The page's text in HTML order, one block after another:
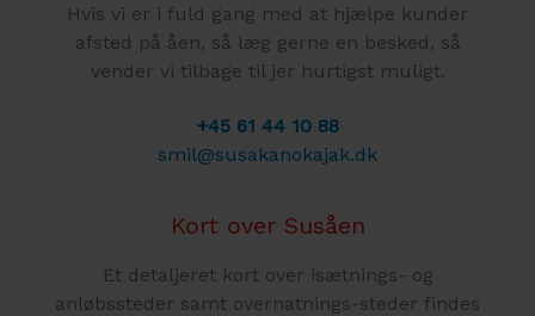
Hvis vi er i fuld gang med at hjælpe kunder
afsted på åen, så læg gerne en besked, så
vender vi tilbage til jer hurtigst muligt.
+45 61 44 10 88
smil@susakanokajak.dk
Kort over Susåen
Et detaljeret kort over isætnings- og
anløbssteder samt overnatnings-steder findes